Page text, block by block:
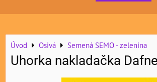
Úvod Osivá Semená SEMO - zelenina
Uhorka nakladačka